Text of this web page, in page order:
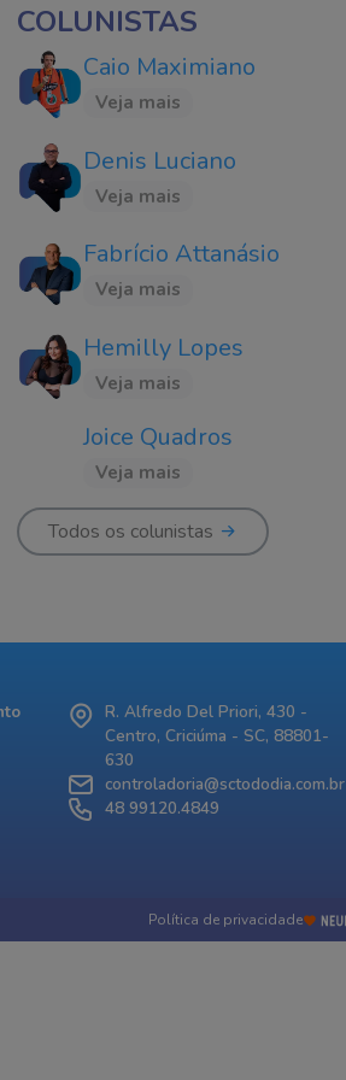
COLUNISTAS
Caio Maximiano
Veja mais
Denis Luciano
Veja mais
Fabrício Attanásio
Veja mais
Hemilly Lopes
Veja mais
Joice Quadros
Veja mais
Todos os colunistas
R. Alfredo Del Priori, 430 -
Centro, Criciúma - SC, 88801-
630
controladoria@sctododia.com.br
48 99120.4849
Política de privacidade